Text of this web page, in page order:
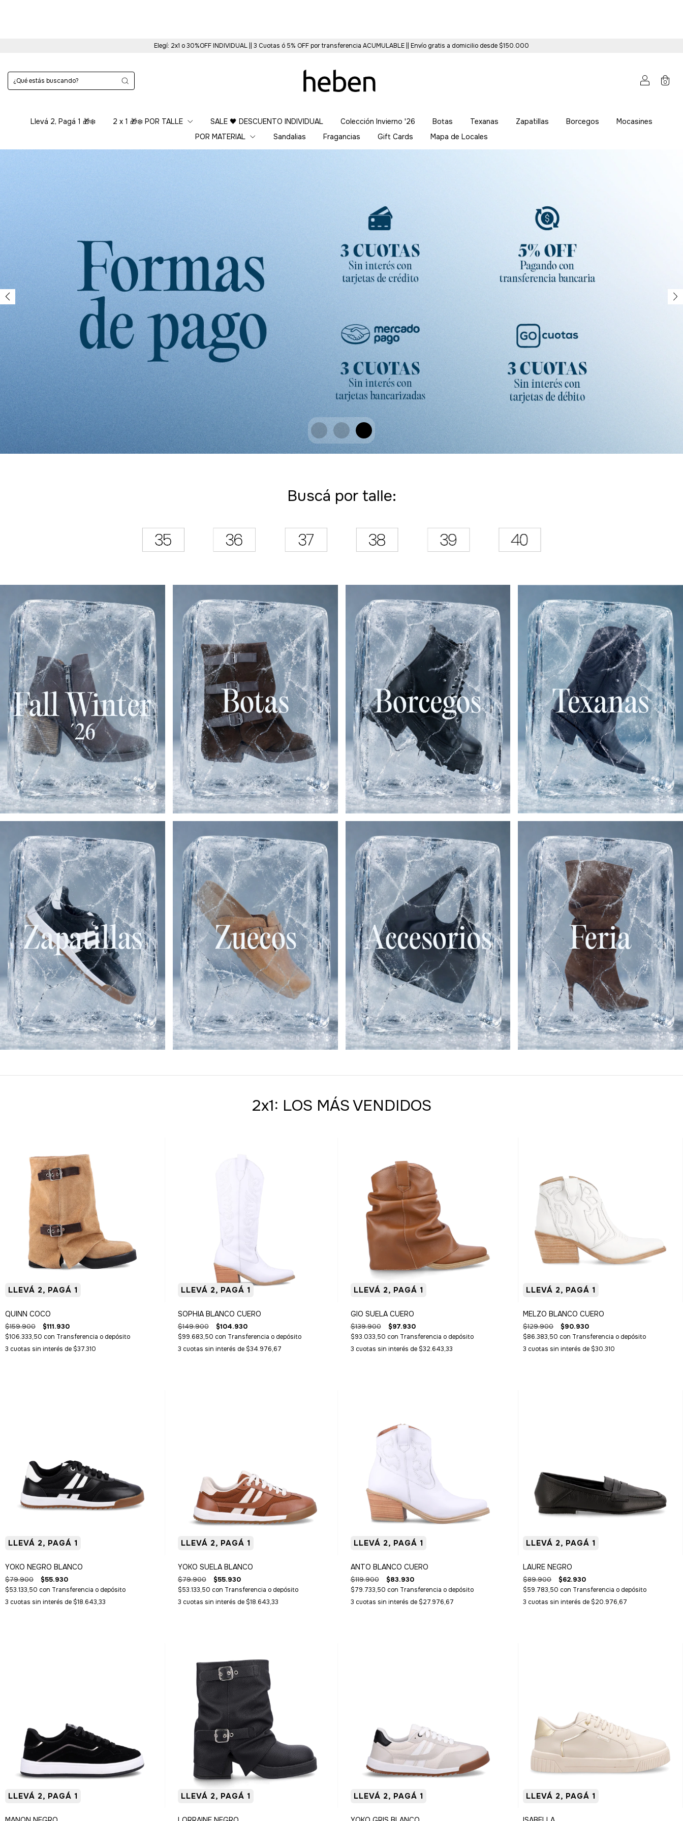
Elegí: 2x1 o 30%OFF INDIVIDUAL || 3 Cuotas ó 5% OFF por transferencia ACUMULABLE || Envío gratis a domicilio desde $150.000
0
Llevá 2, Pagá 1 🎁❄️ 2 x 1 🎁❄️ POR TALLE SALE 🖤 DESCUENTO INDIVIDUAL Colección Invierno '26 Botas Texanas Zapatillas Borcegos
Mocasines
POR MATERIAL
Sandalias Fragancias Gift Cards Mapa de Locales
Buscá por talle:
2x1: LOS MÁS VENDIDOS
LLEVÁ 2, PAGÁ 1
QUINN COCO
$159.900 $111.930
$106.333,50 con Transferencia o depósito
3 cuotas sin interés de$37.310
LLEVÁ 2, PAGÁ 1
SOPHIA BLANCO CUERO
$149.900 $104.930
$99.683,50 con Transferencia o depósito
3 cuotas sin interés de$34.976,67
LLEVÁ 2, PAGÁ 1
GIO SUELA CUERO
$139.900 $97.930
$93.033,50 con Transferencia o depósito
3 cuotas sin interés de$32.643,33
LLEVÁ 2, PAGÁ 1
MELZO BLANCO CUERO
$129.900 $90.930
$86.383,50 con Transferencia o depósito
3 cuotas sin interés de$30.310
LLEVÁ 2, PAGÁ 1
YOKO NEGRO BLANCO
$79.900 $55.930
$53.133,50 con Transferencia o depósito
3 cuotas sin interés de$18.643,33
LLEVÁ 2, PAGÁ 1
YOKO SUELA BLANCO
$79.900 $55.930
$53.133,50 con Transferencia o depósito
3 cuotas sin interés de$18.643,33
LLEVÁ 2, PAGÁ 1
ANTO BLANCO CUERO
$119.900 $83.930
$79.733,50 con Transferencia o depósito
3 cuotas sin interés de$27.976,67
LLEVÁ 2, PAGÁ 1
LAURE NEGRO
$89.900 $62.930
$59.783,50 con Transferencia o depósito
3 cuotas sin interés de$20.976,67
LLEVÁ 2, PAGÁ 1 LLEVÁ 2, PAGÁ 1 LLEVÁ 2, PAGÁ 1 LLEVÁ 2, PAGÁ 1